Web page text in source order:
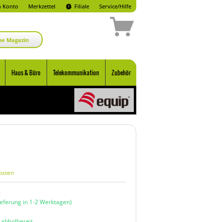
Konto Merkzettel Filiale Service/Hilfe
Magazin
Haus & Büro Telekommunikation Zubehör
in 1-2 Werktagen)